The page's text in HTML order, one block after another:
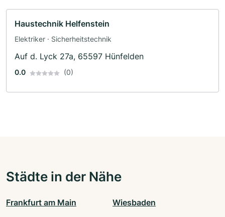
Haustechnik Helfenstein
Elektriker · Sicherheitstechnik
Auf d. Lyck 27a, 65597 Hünfelden
0.0 (0)
Städte in der Nähe
Frankfurt am Main Wiesbaden